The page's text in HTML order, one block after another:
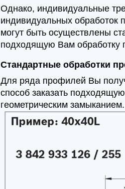
Однако, индивидуальные
индивидуальных
могут быть осуществлены
подходящую Вам обработку
Стандартные обработки
Для ряда профилей Вы
способ заказать
геометрическим